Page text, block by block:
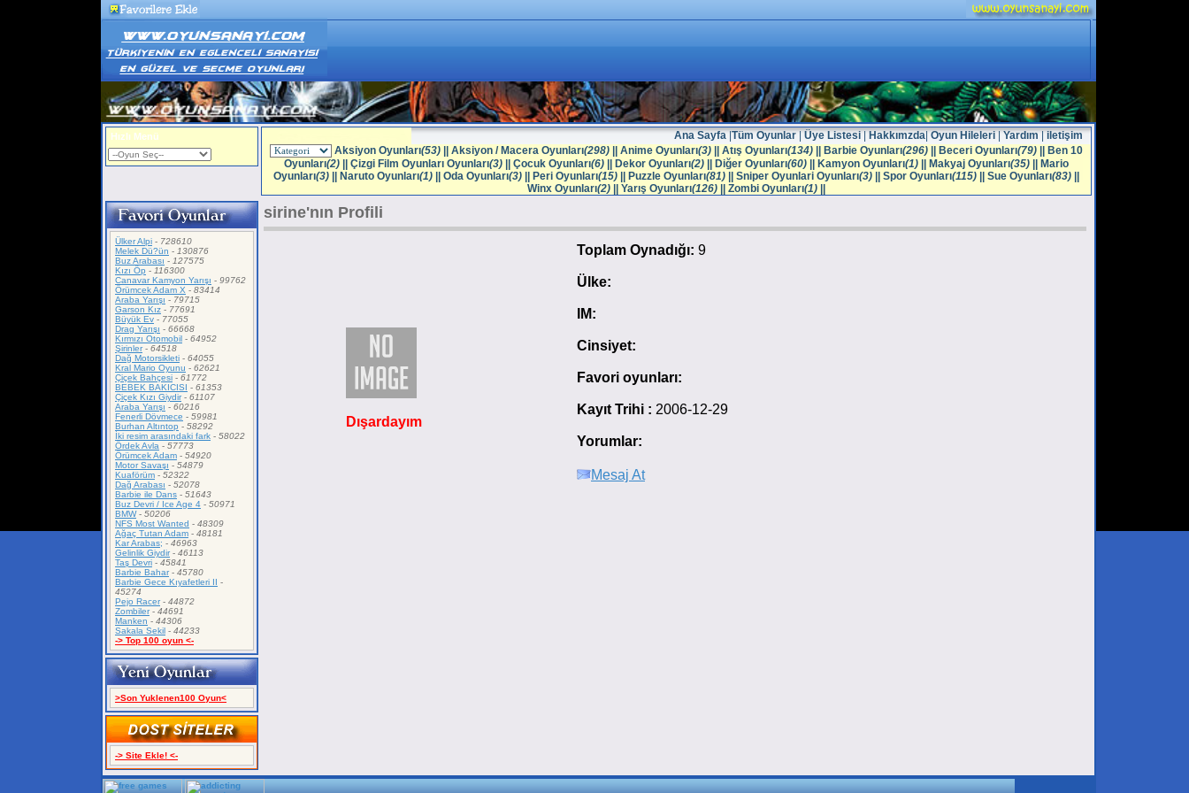
Hızlı Menü Ana Sayfa Tüm Oyunlar Üye Listesi Hakkımzda Oyun Hileleri Yardım
iletişim
Aksiyon Oyunları(53) Aksiyon / Macera Oyunları(298) Anime Oyunları(3) Atış Oyunları(134) Barbie Oyunları(296) Beceri Oyunları(79)
Ben 10
Oyunları(2) Çizgi Film Oyunları Oyunları(3) Çocuk Oyunları(6) Dekor Oyunları(2) Diğer Oyunları(60) Kamyon Oyunları(1) Makyaj Oyunları(35)
Mario
Oyunları(3) Naruto Oyunları(1) Oda Oyunları(3) Peri Oyunları(15) Puzzle Oyunları(81) Sniper Oyunlari Oyunları(3) Spor Oyunları(115) Sue Oyunları(83)
Winx Oyunları(2) Yarış Oyunları(126) Zombi Oyunları(1)
Ülker Alpi - 728610
Melek Dü?ün - 130876
Buz Arabası - 127575
Kızı Öp - 116300
Canavar Kamyon Yarışı - 99762
Örümcek Adam X - 83414
Araba Yarışı - 79715
Garson Kız - 77691
Büyük Ev - 77055
Drag Yarışı - 66668
Kırmızı Otomobil - 64952
Şirinler- 64518
Dağ Motorsikleti - 64055
Kral Mario Oyunu - 62621
Çiçek Bahçesi - 61772
BEBEK BAKICISI - 61353
Çiçek Kızı Giydir- 61107
Araba Yarışı - 60216
Fenerli Dövmece - 59981
Burhan Altıntop - 58292
İki resim arasındaki fark - 58022
Ördek Avla - 57773
Örümcek Adam - 54920
Motor Savaşı - 54879
Kuaförüm - 52322
Dağ Arabası - 52078
Barbie ile Dans - 51643
Buz Devri / Ice Age 4 - 50971
BMW- 50206
NFS Most Wanted - 48309
Ağaç Tutan Adam - 48181
Kar Arabas; - 46963
Gelinlik Giydir- 46113
Taş Devri - 45841
Barbie Bahar- 45780
Barbie Gece Kıyafetleri II -
45274
Pejo Racer- 44872
Zombiler- 44691
Manken - 44306
Sakala Sekil - 44233
-> Top 100 oyun <-
>Son Yuklenen100 Oyun<
-> Site Ekle! <-
sirine'nın Profili
Dışardayım
Toplam Oynadığı: 9
Ülke:
IM:
Cinsiyet:
Favori oyunları:
Kayıt Trihi : 2006-12-29
Yorumlar:
Mesaj At